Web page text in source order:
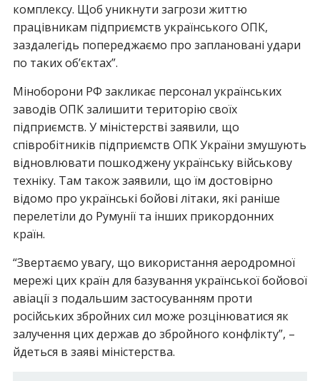
комплексу. Щоб уникнути загрози життю
працівникам підприємств українського ОПК,
заздалегідь попереджаємо про заплановані удари
по таких об’єктах”.
Міноборони РФ закликає персонал українських
заводів ОПК залишити територію своїх
підприємств. У міністерстві заявили, що
співробітників підприємств ОПК України змушують
відновлювати пошкоджену українську військову
техніку. Там також заявили, що їм достовірно
відомо про українські бойові літаки, які раніше
перелетіли до Румунії та інших прикордонних
країн.
“Звертаємо увагу, що використання аеродромної
мережі цих країн для базування української бойової
авіації з подальшим застосуванням проти
російських збройних сил може розцінюватися як
залучення цих держав до збройного конфлікту”, –
йдеться в заяві міністерства.